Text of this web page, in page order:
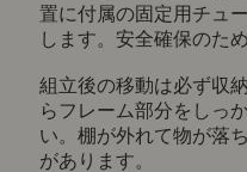
置に付属の固定用チュ
します。安全確保のた
組立後の移動は必ず収
らフレーム部分をしっ
い。棚が外れて物が落
があります。